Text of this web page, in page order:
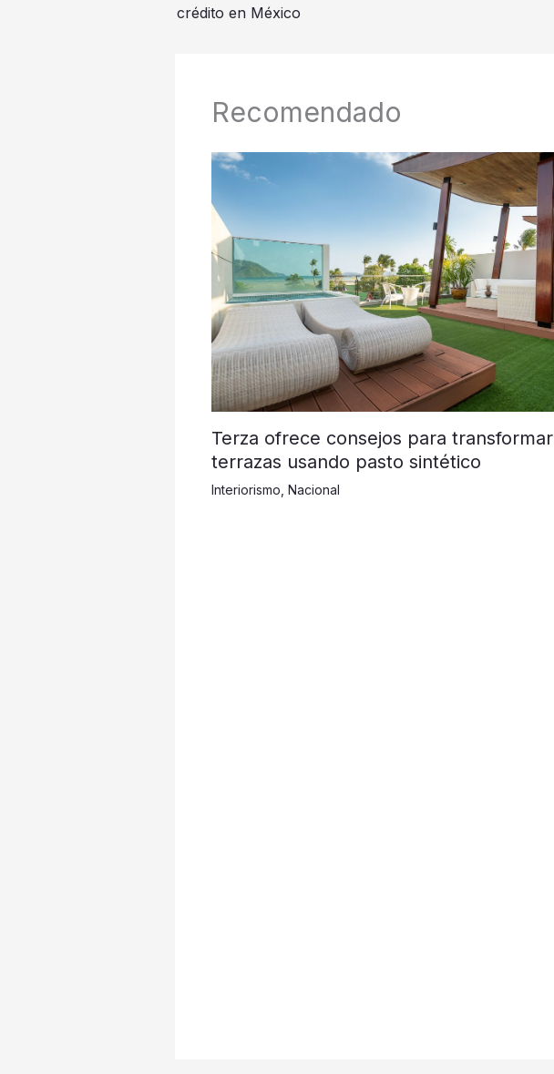
crédito en México
Recomendado
Terza ofrece consejos para transformar
terrazas usando pasto sintético
Interiorismo Nacional